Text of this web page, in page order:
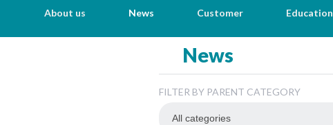
About us News Customer Education
News
FILTER BY PARENT CATEGORY